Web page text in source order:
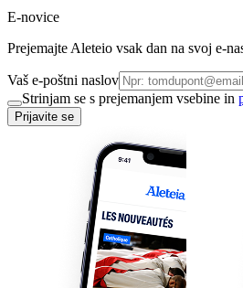
E-novice
Prejemajte Aleteio vsak dan na svoj e-
Vaš e-poštni naslov
Strinjam se s prejemanjem vsebine in
Prijavite se